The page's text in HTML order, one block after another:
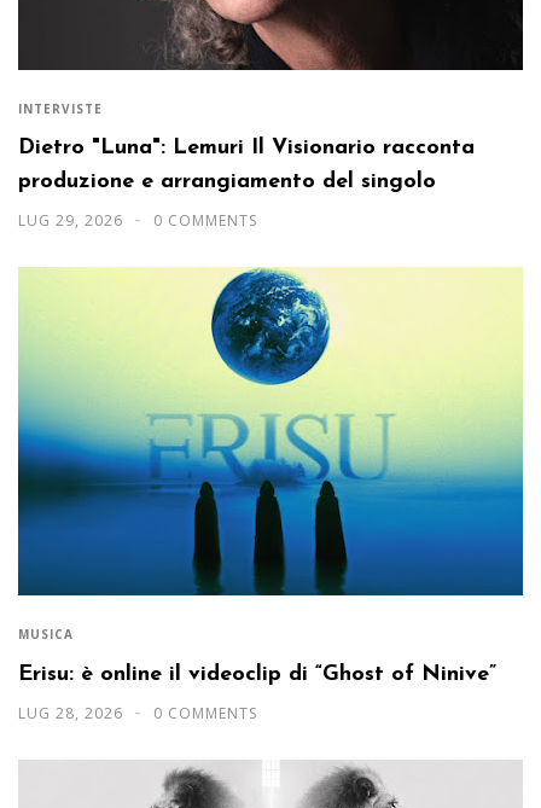
INTERVISTE
Dietro "Luna": Lemuri Il Visionario racconta
produzione e arrangiamento del singolo
LUG 29, 2026 0 COMMENTS
MUSICA
Erisu: è online il videoclip di “Ghost of Ninive”
LUG 28, 2026 0 COMMENTS